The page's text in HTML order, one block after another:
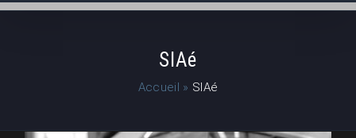
SIAé
Accueil » SIAé